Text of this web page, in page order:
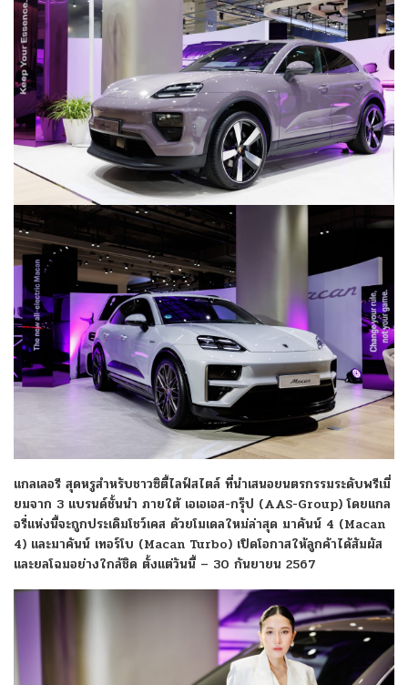
แกลเลอรี สุดหรูสำหรับชาวซิตี้ไลฟ์สไตล์ ที่นำเสนอยนตรกรรมระดับพรีเมี่
ยมจาก 3 แบรนด์ชั้นนำ ภายใต้ เอเอเอส-กรุ๊ป (AAS-Group) โดยแกล
อรี่แห่งนี้จะถูกประเดิมโชว์เคส ด้วยโมเดลใหม่ล่าสุด มาคันน์ 4 (Macan
4) และมาคันน์ เทอร์โบ (Macan Turbo) เปิดโอกาสให้ลูกค้าได้สัมผัส
และยลโฉมอย่างใกล้ชิด ตั้งแต่วันนี้ – 30 กันยายน 2567